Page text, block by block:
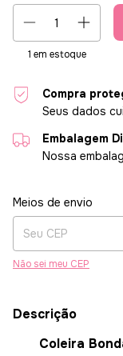
1 em estoque
Compra
Seus dados
Embalagem
Nossa
Entregas para o CEP:
Meios de envio
Não sei meu CEP
Descrição
Coleira